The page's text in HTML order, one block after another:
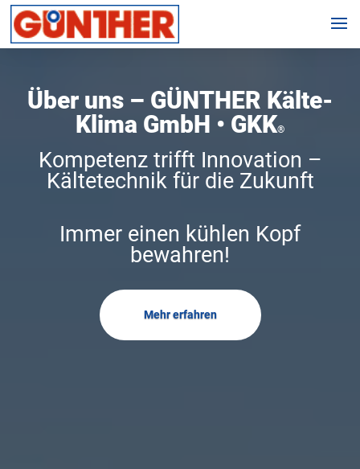
Über uns – GÜNTHER Kälte-
Klima GmbH • GKK®
Kompetenz trifft Innovation –
Kältetechnik für die Zukunft
Immer einen kühlen Kopf
bewahren!
Mehr erfahren